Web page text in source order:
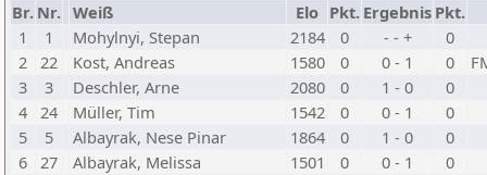
Br. Nr. Weiß Elo Pkt. Ergebnis Pkt.
1
1 Mohylnyi, Stepan 2184 0 - - +
0
2
22 Kost, Andreas 1580 0 0 - 1 0
3
3 Deschler, Arne 2080 0 1 - 0
0
4
24 Müller, Tim 1542 0 0 - 1
0
5
5 Albayrak, Nese Pinar 1864 0 1 - 0
0
6
27 Albayrak, Melissa 1501 0 0 - 1
0